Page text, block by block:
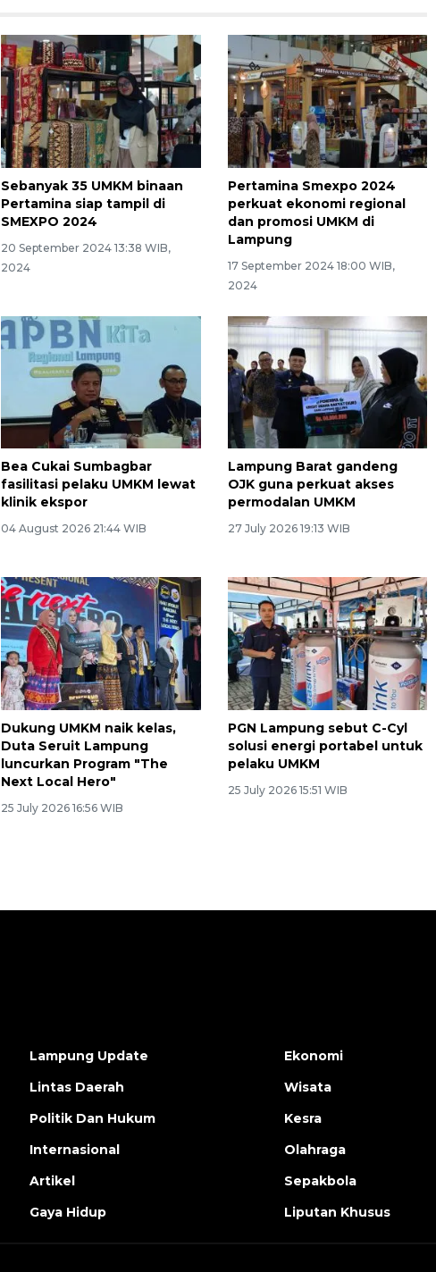
Sebanyak 35 UMKM binaan
Pertamina siap tampil di
SMEXPO 2024
20 September 2024 13:38 WIB,
2024
Pertamina Smexpo 2024
perkuat ekonomi regional
dan promosi UMKM di
Lampung
17 September 2024 18:00 WIB,
2024
Bea Cukai Sumbagbar
fasilitasi pelaku UMKM lewat
klinik ekspor
04 August 2026 21:44 WIB
Lampung Barat gandeng
OJK guna perkuat akses
permodalan UMKM
27 July 2026 19:13 WIB
Dukung UMKM naik kelas,
Duta Seruit Lampung
luncurkan Program "The
Next Local Hero"
25 July 2026 16:56 WIB
PGN Lampung sebut C-Cyl
solusi energi portabel untuk
pelaku UMKM
25 July 2026 15:51 WIB
Lampung naik pada Maret
2026
12 May 2026 15:06 WIB
Lampung Update
Lintas Daerah
Politik Dan Hukum
Internasional
Artikel
Gaya Hidup
Ekonomi
Wisata
Kesra
Olahraga
Sepakbola
Liputan Khusus